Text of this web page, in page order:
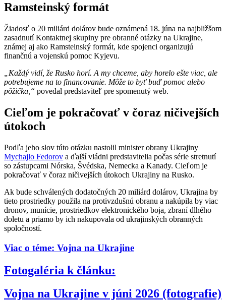
Ramsteinský formát
Žiadosť o 20 miliárd dolárov bude oznámená 18. júna na najbližšom
zasadnutí Kontaktnej skupiny pre obranné otázky na Ukrajine,
známej aj ako Ramsteinský formát, kde spojenci organizujú
finančnú a vojenskú pomoc Kyjevu.
„Každý vidí, že Rusko horí. A my chceme, aby horelo ešte viac, ale
potrebujeme na to financovanie. Môže to byť buď pomoc alebo
pôžička,“ povedal predstaviteľ pre spomenutý web.
Cieľom je pokračovať v čoraz ničivejších
útokoch
Podľa jeho slov túto otázku nastolil minister obrany Ukrajiny
Mychajlo Fedorov a ďalší vládni predstavitelia počas série stretnutí
so zástupcami Nórska, Švédska, Nemecka a Kanady. Cieľom je
pokračovať v čoraz ničivejších útokoch Ukrajiny na Rusko.
Ak bude schválených dodatočných 20 miliárd dolárov, Ukrajina by
tieto prostriedky použila na protivzdušnú obranu a nakúpila by viac
dronov, munície, prostriedkov elektronického boja, zbraní dlhého
doletu a priamo by ich nakupovala od ukrajinských obranných
spoločností.
Viac o téme: Vojna na Ukrajine
Fotogaléria k článku:
Vojna na Ukrajine v júni 2026 (fotografie)